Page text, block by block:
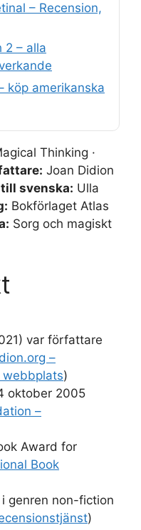
– Recension,
2 – alla
köp amerikanska
Thinking ·
Joan Didion
svenska: Ulla
Bokförlaget Atlas
Sorg och magiskt
var författare
–
)
oktober 2005
–
Award for
Book
genren non-fiction
)